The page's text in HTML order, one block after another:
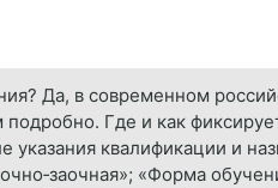
Да, в современном
Где и как
указания квалификации и
«Форма